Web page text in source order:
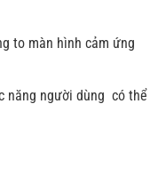
to màn hình cảm ứng
năng người dùng có thể